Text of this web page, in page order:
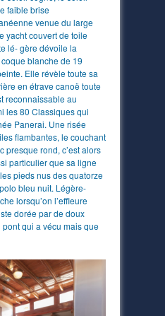
faible brise
venue du large
yacht couvert de toile
lé- gère dévoile la
blanche de 19
Elle révèle toute sa
en étrave canoë toute
reconnaissable au
les 80 Classiques qui
Panerai. Une risée
flambantes, le couchant
presque rond, c’est alors
particulier que sa ligne
pieds nus des quatorze
bleu nuit. Légère-
lorsqu’on l’effleure
dorée par de doux
qui a vécu mais que